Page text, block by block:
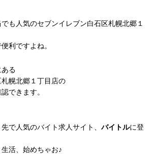
も人気のセブンイレブン白石区札幌北郷１
利ですよね。
る
幌北郷１丁目店の
できます。
で人気のバイト求人サイト、 バイトルに登
活、始めちゃお♪